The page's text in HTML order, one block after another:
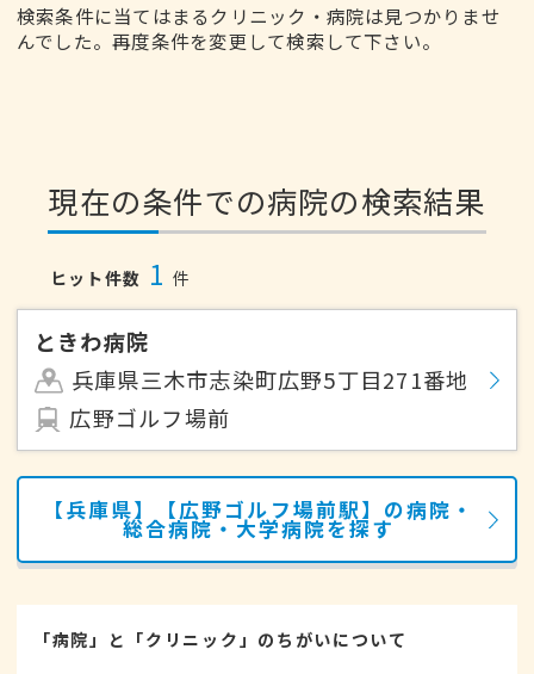
検索条件に当てはまるクリニック・病院は見つかりませ
んでした。再度条件を変更して検索して下さい。
現在の条件での病院の検索結果
ヒット件数 1 件
ときわ病院
兵庫県三木市志染町広野5丁目271番地
広野ゴルフ場前
【兵庫県】【広野ゴルフ場前駅】の病院・
総合病院・大学病院を探す
「病院」と「クリニック」のちがいについて